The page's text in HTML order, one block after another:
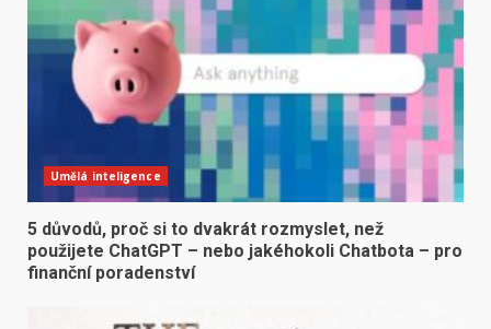
Umělá inteligence
5 důvodů, proč si to dvakrát rozmyslet, než
použijete ChatGPT – nebo jakéhokoli Chatbota – pro
finanční poradenství